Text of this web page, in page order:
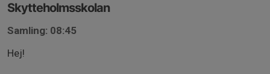
Skytteholmsskolan
Samling: 08:45
Hej!